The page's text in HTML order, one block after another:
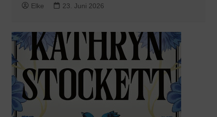
Elke 23. Juni 2026